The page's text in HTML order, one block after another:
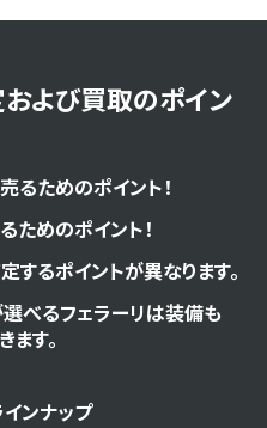
よび買取のポイン
るためのポイント！
ためのポイント！
するポイントが異なります。
べるフェラーリは装備も
す。
ンナップ